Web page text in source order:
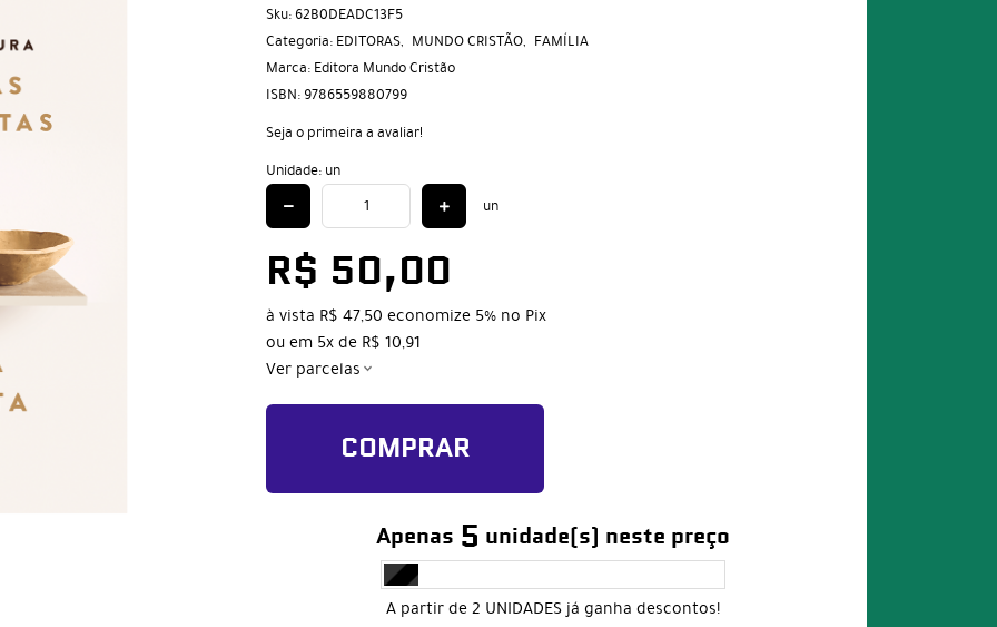
Sku: 62B0DEADC13F5
Categoria: EDITORAS MUNDO CRISTÃO FAMÍLIA
Marca: Editora Mundo Cristão
ISBN: 9786559880799
Seja o primeira a avaliar!
Unidade: un
un
R$ 50,00
à vista R$ 47,50 economize 5% no Pix
ou em 5xde R$ 10,91
Ver parcelas
COMPRAR
Apenas 5 unidade(s) neste preço
A partir de 2 UNIDADES já ganha descontos!